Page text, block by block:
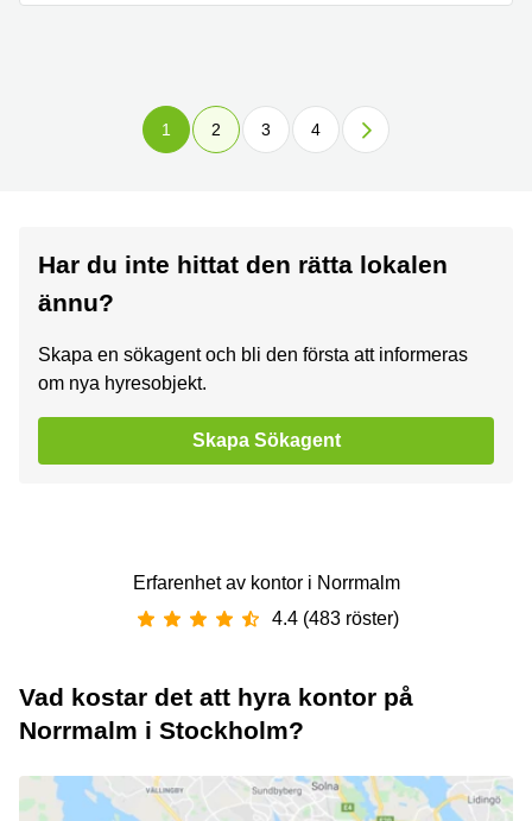
1 2 3 4
Har du inte hittat den rätta lokalen
ännu?
Skapa en sökagent och bli den första att informeras
om nya hyresobjekt.
Skapa Sökagent
Erfarenhet av ‪kontor‬ i ‪Norrmalm‬
4.4 (483 röster)
Vad kostar det att hyra kontor på
Norrmalm i Stockholm?